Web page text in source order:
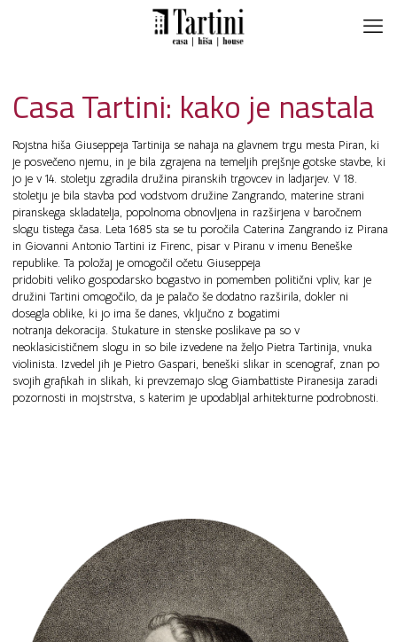
Casa Tartini: kako je nastala
Rojstna hiša Giuseppeja Tartinija se nahaja na glavnem trgu mesta Piran, ki
je posvečeno njemu, in je bila zgrajena na temeljih prejšnje gotske stavbe, ki
jo je v 14. stoletju zgradila družina piranskih trgovcev in ladjarjev. V 18.
stoletju je bila stavba pod vodstvom družine Zangrando, materine strani
piranskega skladatelja, popolnoma obnovljena in razširjena v baročnem
slogu tistega časa. Leta 1685 sta se tu poročila Caterina Zangrando iz Pirana
in Giovanni Antonio Tartini iz Firenc, pisar v Piranu v imenu Beneške
republike. Ta položaj je omogočil očetu Giuseppeja
pridobiti veliko gospodarsko bogastvo in pomemben politični vpliv, kar je
družini Tartini omogočilo, da je palačo še dodatno razširila, dokler ni
dosegla oblike, ki jo ima še danes, vključno z bogatimi
notranja dekoracija. Stukature in stenske poslikave pa so v
neoklasicističnem slogu in so bile izvedene na željo Pietra Tartinija, vnuka
violinista. Izvedel jih je Pietro Gaspari, beneški slikar in scenograf, znan po
svojih grafikah in slikah, ki prevzemajo slog Giambattiste Piranesija zaradi
pozornosti in mojstrstva, s katerim je upodabljal arhitekturne podrobnosti.